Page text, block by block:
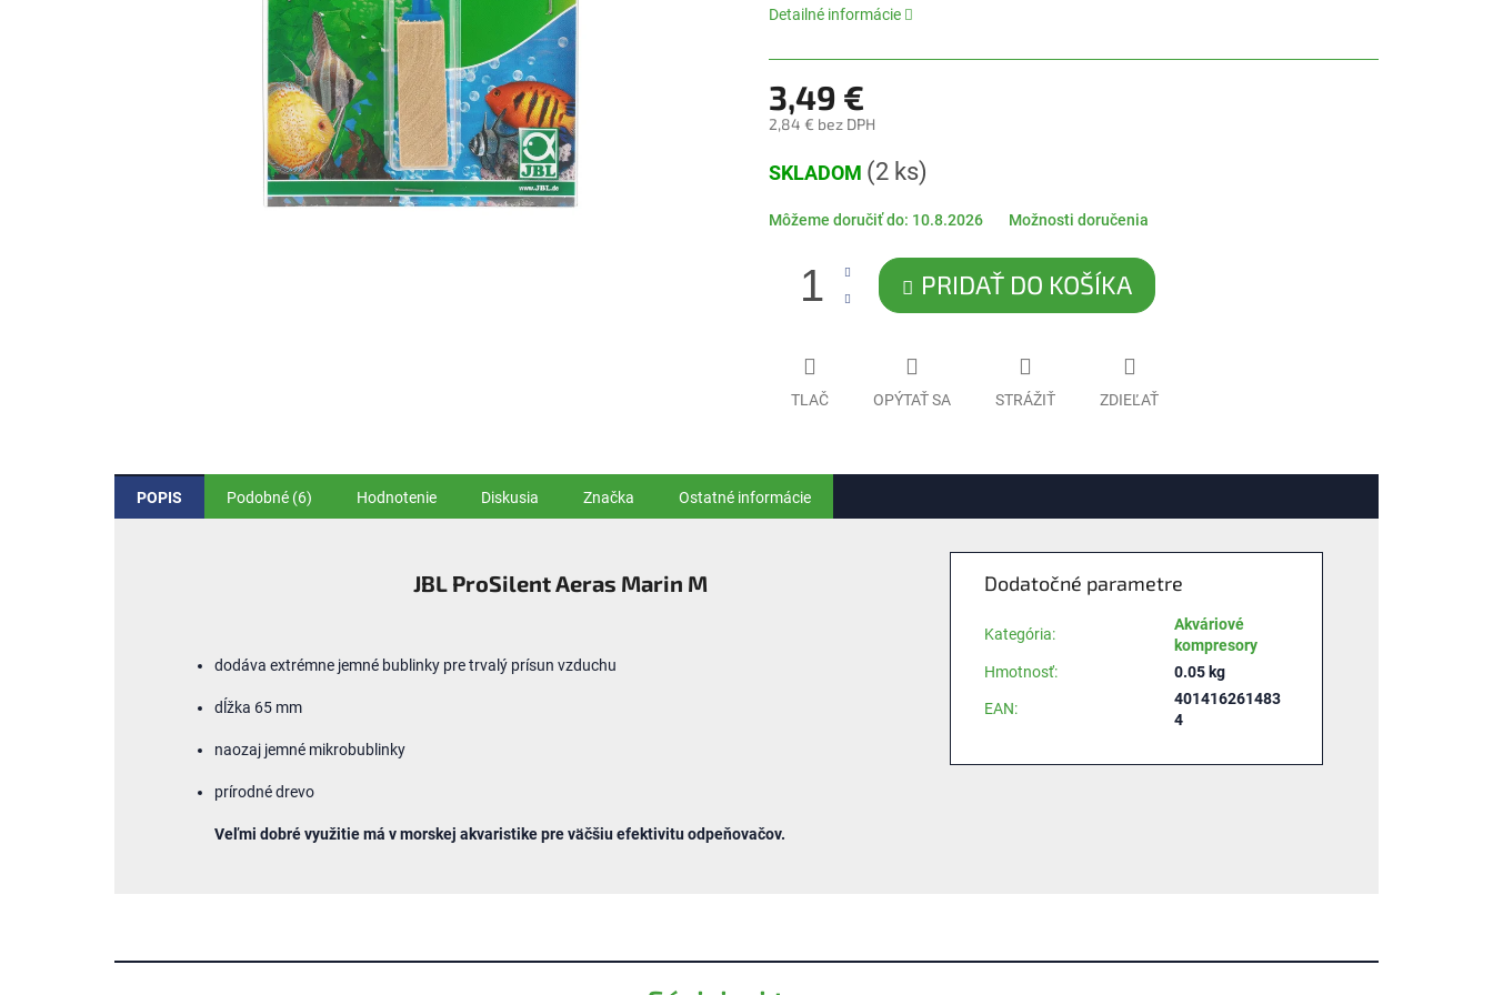
5
Detailné informácie
3,49 €
2,84 € bez DPH
cena:
SKLADOM (2 ks)
Môžeme doručiť do: 10.8.2026 Možnosti doručenia
PRIDAŤ DO KOŠÍKA
TLAČ OPÝTAŤ SA STRÁŽIŤ ZDIEĽAŤ
POPIS Podobné (6) Hodnotenie Diskusia Značka Ostatné informácie
JBL ProSilent Aeras Marin M
dodáva extrémne jemné bublinky pre trvalý prísun vzduchu
dĺžka 65 mm
naozaj jemné mikrobublinky
prírodné drevo
Veľmi dobré využitie má v morskej akvaristike pre väčšiu efektivitu odpeňovačov.
Dodatočné parametre
Kategória:
Akváriové
kompresory
Hmotnosť: 0.05 kg
EAN:
401416261483
4